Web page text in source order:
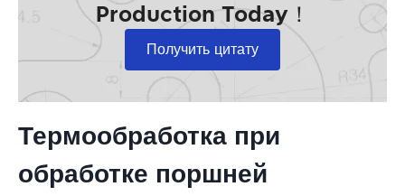
Production Today！
Получить цитату
Термообработка при
обработке поршней